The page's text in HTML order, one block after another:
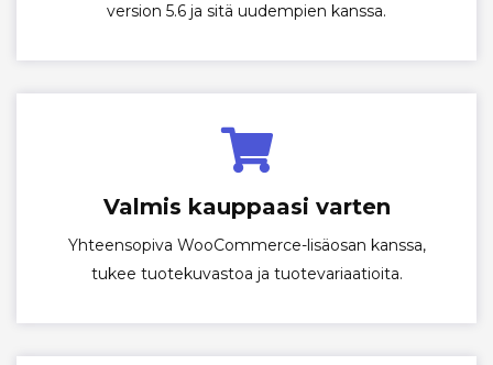
version 5.6 ja sitä uudempien kanssa.
Valmis kauppaasi varten
Yhteensopiva WooCommerce-lisäosan kanssa,
tukee tuotekuvastoa ja tuotevariaatioita.